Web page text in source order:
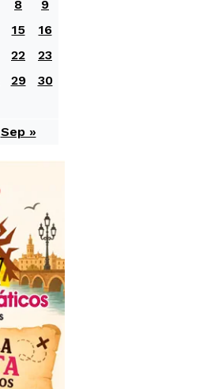
8
9
15
16
22
23
29
30
Sep »